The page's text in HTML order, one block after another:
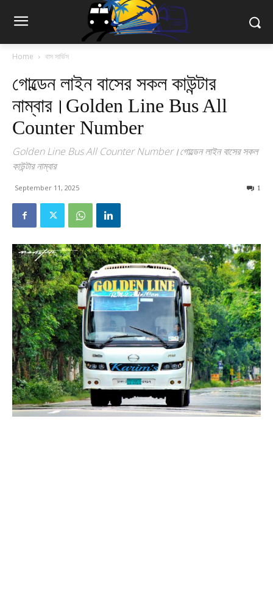
Home বাস সার্ভিস
গোল্ডেন লাইন বাসের সকল কাউন্টার
নাম্বার।Golden Line Bus All
Counter Number
Golden Line Bus All Counter Number।গোল্ডেন লাইন বাসের সকল
কাউন্টার নাম্বার
September 11, 2025 1